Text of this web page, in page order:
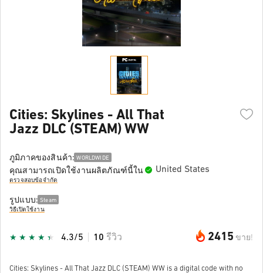
Cities: Skylines - All That
Jazz DLC (STEAM) WW
ภูมิภาคของสินค้า: WORLDWIDE
คุณสามารถเปิดใช้งานผลิตภัณฑ์นี้ใน United States
ตรวจสอบข้อจำกัด
รูปแบบ: Steam
วิธีเปิดใช้งาน
2415 ขาย!
4.3/5 10 รีวิว
Cities: Skylines - All That Jazz DLC (STEAM) WW is a digital code with no